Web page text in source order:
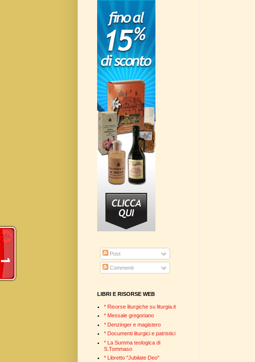
Post
Commenti
LIBRI E RISORSE WEB
* Risorse liturgiche su liturgia.it
* Messale gregoriano
* Denzinger e magistero
* Documenti liturgici e patristici
* La Summa teologica di
S.Tommaso
* Libretto "Jubilate Deo"